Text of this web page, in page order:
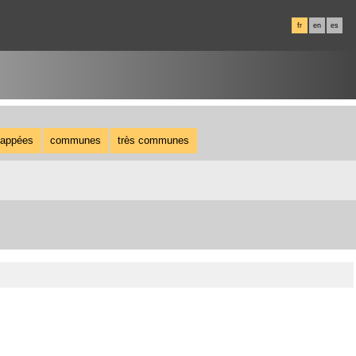
fr en es
communes très communes